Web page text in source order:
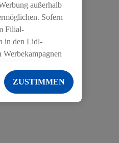
außerhalb
Sofern
Filial-
in den Lidl-
Diensten
der Lidl-Dienste,
Geschlecht -
einschließlich dem
ZUSTIMMEN